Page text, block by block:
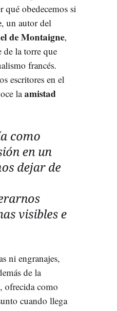
qué obedecemos si
, un autor del
de Montaigne,
de la torre que
francés.
escritores en el
laamistad
como
en un
dejar de
visibles e
ni engranajes,
de la
ofrecida como
cuando llega